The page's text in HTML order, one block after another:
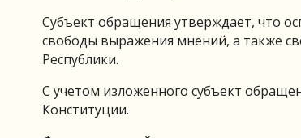
Субъект обращения утверждает, что
свободы выражения мнений, а также
Республики.
С учетом изложенного субъект
Конституции.